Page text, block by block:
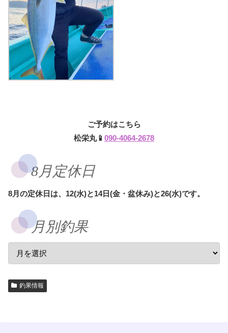
ご予約はこちら
松栄丸📱 090-4064-2678
8月定休日
8月の定休日は、12(水)と14日(金・盆休み)と26(水)です。
月別釣果
釣果情報